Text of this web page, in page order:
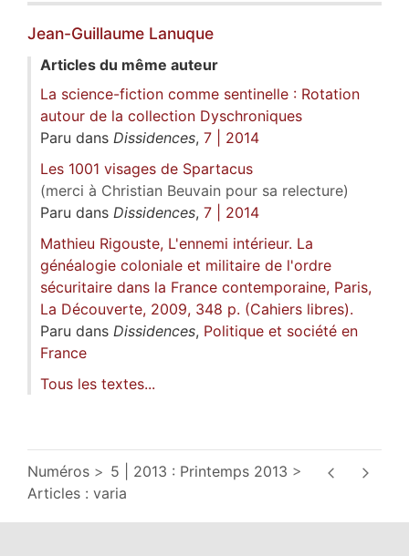
Jean-Guillaume Lanuque
Articles du même auteur
La science-fiction comme sentinelle : Rotation
autour de la collection Dyschroniques
Paru dans Dissidences, 7 | 2014
Les 1001 visages de Spartacus
(merci à Christian Beuvain pour sa relecture)
Paru dans Dissidences, 7 | 2014
Mathieu Rigouste, L'ennemi intérieur. La
généalogie coloniale et militaire de l'ordre
sécuritaire dans la France contemporaine, Paris,
La Découverte, 2009, 348 p. (Cahiers libres).
Paru dans Dissidences, Politique et société en
France
Tous les textes...
Numéros
5 | 2013 : Printemps 2013
Articles : varia